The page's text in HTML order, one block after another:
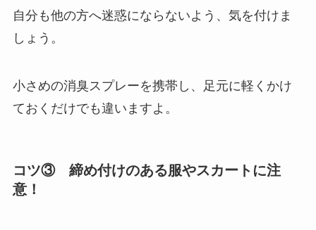
自分も他の方へ迷惑にならないよう、気を付けま
しょう。
小さめの消臭スプレーを携帯し、足元に軽くかけ
ておくだけでも違いますよ。
コツ③ 締め付けのある服やスカートに注
意！